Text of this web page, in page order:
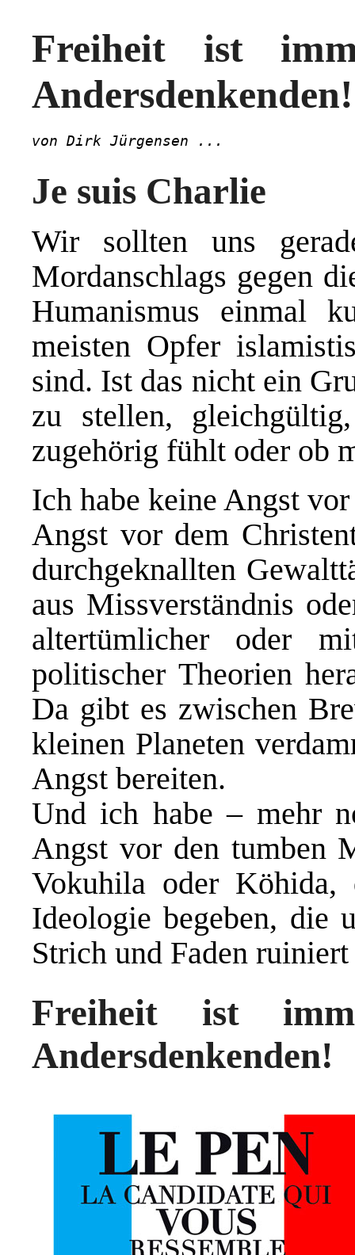
Freiheit ist
Andersdenkenden!
von Dirk Jürgensen ...
Je suis Charlie
Wir sollten uns
Mordanschlags gegen
Humanismus einmal
meisten Opfer
sind. Ist das nicht ein
zu stellen,
zugehörig fühlt oder ob
Ich habe keine Angst
Angst vor dem
durchgeknallten
aus Missverständnis
altertümlicher oder
politischer Theorien
Da gibt es zwischen
kleinen Planeten
Angst bereiten.
Und ich habe – mehr
Angst vor den tumben
Vokuhila oder
Ideologie begeben, die
Strich und Faden
Freiheit ist
Andersdenkenden!